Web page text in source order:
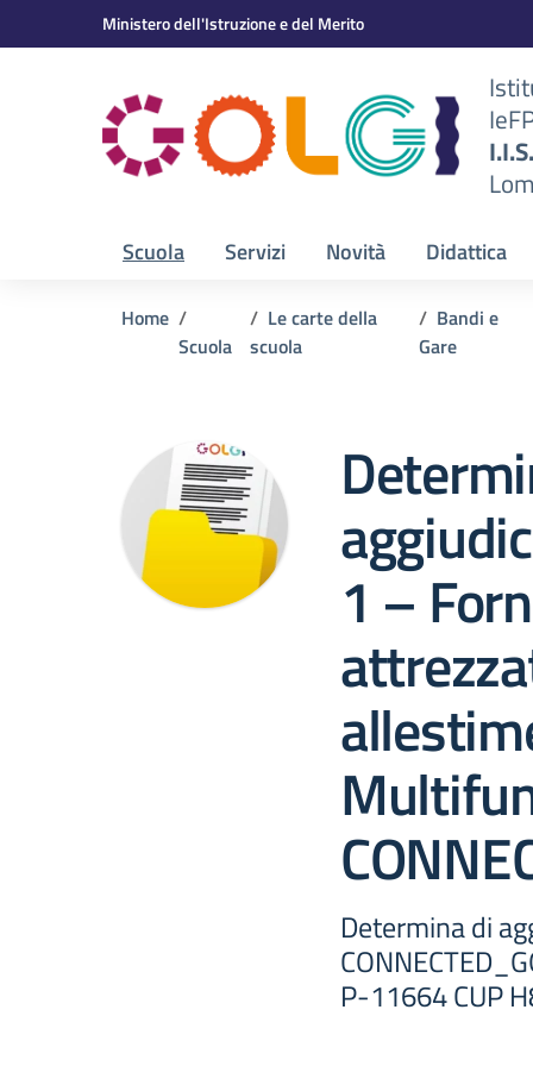
Vai ai contenuti
Vai al menu di navigazioneMinistero dell'Istruzione e del Merito
Scuola Servizi Novità Didattica
Home
Scuola
Le carte della
scuola
Bandi e
Gare
1 –
Determina di
P-11664 CUP